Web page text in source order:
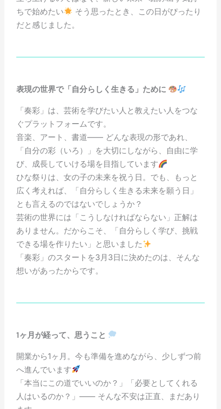
ちで始めたい
そう思ったとき、この日がぴったり
だと感じました。
表現の世界で「自分らしく生きる」ために
「奏彩」は、芸術を学びたい人と教えたい人をつな
ぐプラットフォームです。
音楽、アート、書道—— どんな表現の形であれ、
「自分の彩（いろ）」を大切にしながら、自由に学
び、成長していける場を目指しています
ひな祭りは、女の子の未来を祝う日。でも、もっと
広く考えれば、「自分らしく生きる未来を願う日」
とも言えるのではないでしょうか？
芸術の世界には「こうしなければならない」正解は
ありません。だからこそ、「自分らしく学び、挑戦
できる場を作りたい」と思いました
「奏彩」のスタートを3月3日に決めたのは、そんな
想いがあったからです。
1ヶ月が経って、思うこと
開業から1ヶ月。今も準備を進めながら、少しずつ前
へ進んでいます
「本当にこの道でいいのか？」「必要としてくれる
人はいるのか？」—— そんな不安は正直、まだあり